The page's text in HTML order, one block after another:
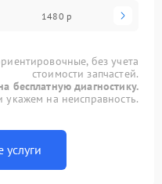
1480 р
без учета
стоимости запчастей.
бесплатную диагностику.
на неисправность.
услуги